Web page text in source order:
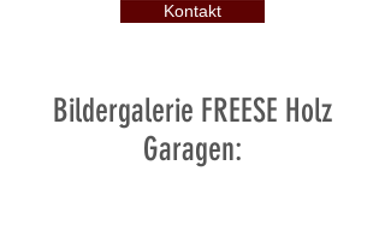
Kontakt
Bildergalerie FREESE Holz
Garagen: